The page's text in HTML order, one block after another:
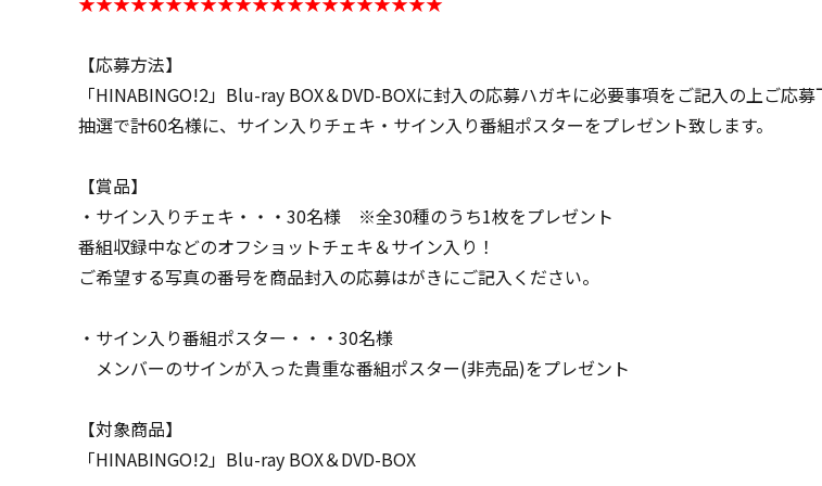
【応募方法】
「HINABINGO!2」Blu-ray BOX＆DVD-BOXに封入の応募ハガキに必要事項をご記入の上ご応募
抽選で計60名様に、サイン入りチェキ・サイン入り番組ポスターをプレゼント致します。
【賞品】
・サイン入りチェキ・・・30名様 ※全30種のうち1枚をプレゼント
番組収録中などのオフショットチェキ＆サイン入り！
ご希望する写真の番号を商品封入の応募はがきにご記入ください。
・サイン入り番組ポスター・・・30名様
メンバーのサインが入った貴重な番組ポスター(非売品)をプレゼント
【対象商品】
「HINABINGO!2」Blu-ray BOX＆DVD-BOX